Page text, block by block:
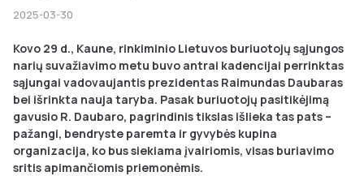
2025-03-30
Kovo 29 d., Kaune, rinkiminio Lietuvos buriuotojų sąjungos
narių suvažiavimo metu buvo antrai kadencijai perrinktas
sąjungai vadovaujantis prezidentas Raimundas Daubaras
bei išrinkta nauja taryba. Pasak buriuotojų pasitikėjimą
gavusio R. Daubaro, pagrindinis tikslas išlieka tas pats –
pažangi, bendryste paremta ir gyvybės kupina
organizacija, ko bus siekiama įvairiomis, visas buriavimo
sritis apimančiomis priemonėmis.